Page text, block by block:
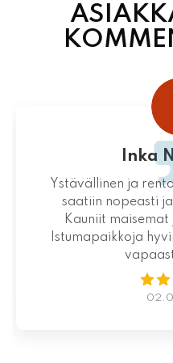
Inka
Ystävällinen ja
saatiin nopeasti
Kauniit
Istumapaikkoja